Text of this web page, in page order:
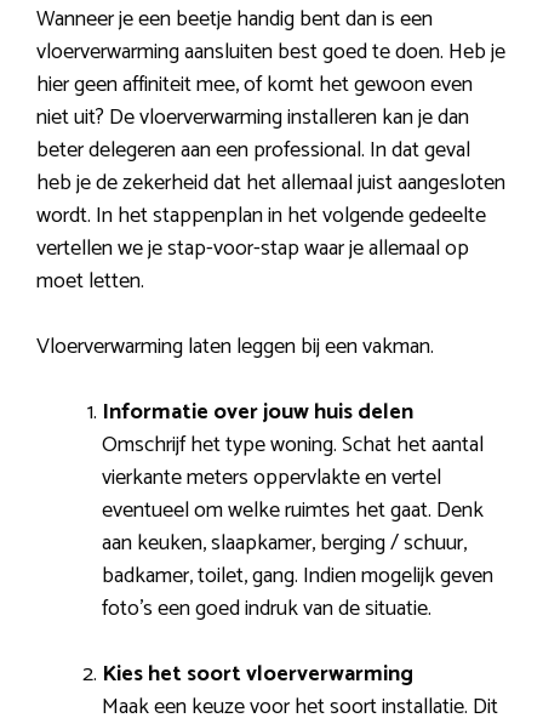
Wanneer je een beetje handig bent dan is een
vloerverwarming aansluiten best goed te doen. Heb je
hier geen affiniteit mee, of komt het gewoon even
niet uit? De vloerverwarming installeren kan je dan
beter delegeren aan een professional. In dat geval
heb je de zekerheid dat het allemaal juist aangesloten
wordt. In het stappenplan in het volgende gedeelte
vertellen we je stap-voor-stap waar je allemaal op
moet letten.
Vloerverwarming laten leggen bij een vakman.
Informatie over jouw huis delen
Omschrijf het type woning. Schat het aantal
vierkante meters oppervlakte en vertel
eventueel om welke ruimtes het gaat. Denk
aan keuken, slaapkamer, berging / schuur,
badkamer, toilet, gang. Indien mogelijk geven
foto’s een goed indruk van de situatie.
Kies het soort vloerverwarming
Maak een keuze voor het soort installatie. Dit